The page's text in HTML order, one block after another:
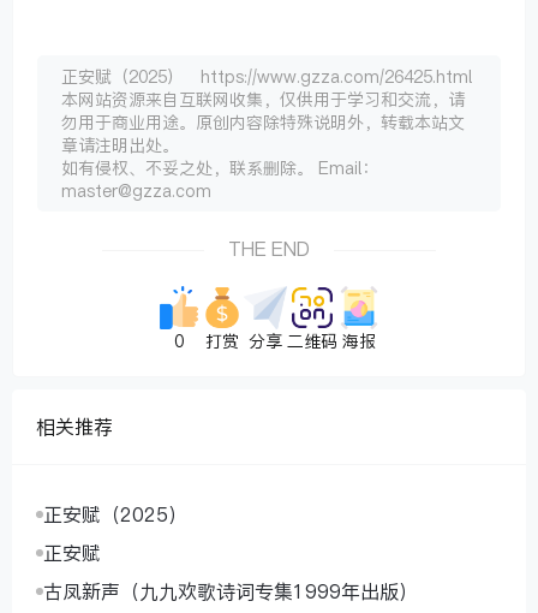
正安赋（2025） https://www.gzza.com/26425.html
本网站资源来自互联网收集，仅供用于学习和交流，请
勿用于商业用途。原创内容除特殊说明外，转载本站文
章请注明出处。
如有侵权、不妥之处，联系删除。 Email：
master@gzza.com
THE END
0 打赏 分享 二维码 海报
相关推荐
正安赋（2025）
正安赋
古凤新声（九九欢歌诗词专集1999年出版）